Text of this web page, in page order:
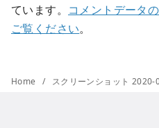
ています。 コメントデータ
ご覧ください。
Home スクリーンショット